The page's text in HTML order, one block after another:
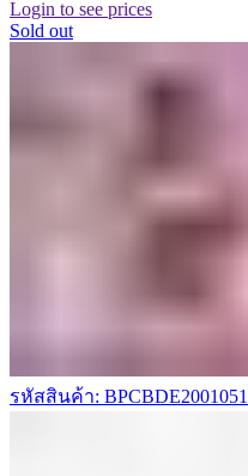
Login to see prices
Sold out
รหัสสินค้า: BPCBDE2001051